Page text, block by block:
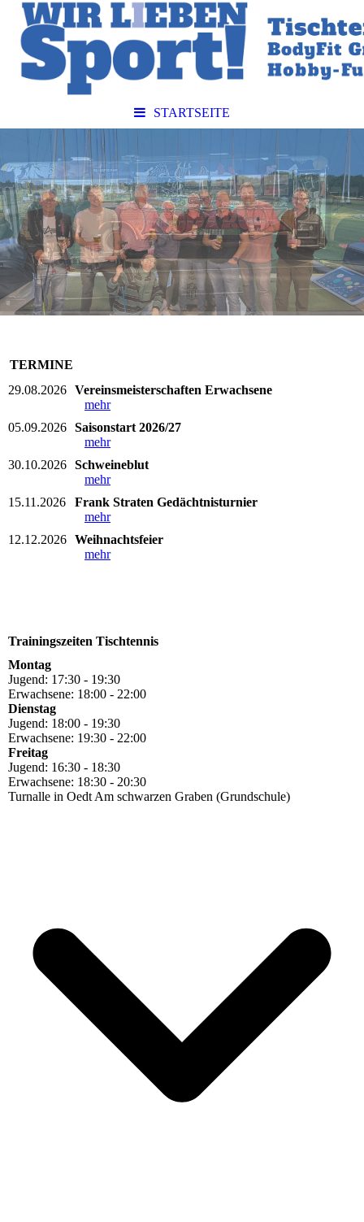
STARTSEITE
TERMINE
29.08.2026 Vereinsmeisterschaften Erwachsene
mehr
05.09.2026 Saisonstart 2026/27
mehr
30.10.2026 Schweineblut
mehr
15.11.2026
Frank Straten Gedächtnisturnier
mehr
12.12.2026 Weihnachtsfeier
mehr
Trainingszeiten Tischtennis
Montag
Jugend: 17:30 - 19:30
Erwachsene: 18:00 - 22:00
Dienstag
Jugend: 18:00 - 19:30
Erwachsene: 19:30 - 22:00
Freitag
Jugend: 16:30 - 18:30
Erwachsene: 18:30 - 20:30
Turnalle in Oedt Am schwarzen Graben (Grundschule)